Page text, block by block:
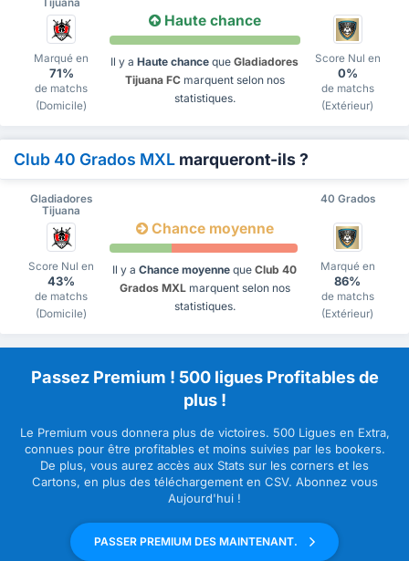
Tijuana
Marqué en
71%
de matchs
(Domicile)
Haute chance
Il y a Haute chance que Gladiadores
Tijuana FCmarquent selon nos
statistiques.
Score Nul en
0%
de matchs
(Extérieur)
Club 40 Grados MXL marqueront-ils ?
Gladiadores
Tijuana
40 Grados
Score Nul en
43%
de matchs
(Domicile)
Chance moyenne
Il y a Chance moyenne que Club 40
Grados MXLmarquent selon nos
statistiques.
Marqué en
86%
de matchs
(Extérieur)
Passez Premium ! 500 ligues Profitables de
plus !
Le Premium vous donnera plus de victoires. 500 Ligues en Extra,
connues pour être profitables et moins suivies par les bookers.
De plus, vous aurez accès aux Stats sur les corners et les
Cartons, en plus des téléchargement en CSV. Abonnez vous
Aujourd'hui !
PASSER PREMIUM DES MAINTENANT.